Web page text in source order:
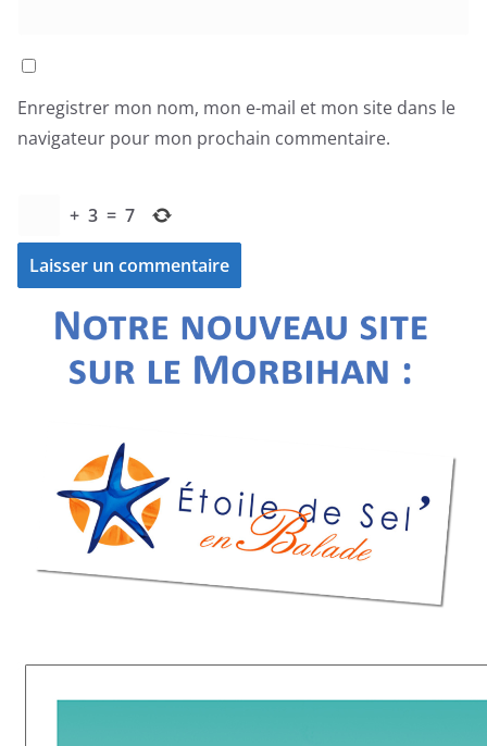
Enregistrer mon nom, mon e-mail et mon site dans le
navigateur pour mon prochain commentaire.
+ 3 = 7